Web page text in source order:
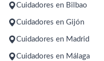
Cuidadores en Bilbao
Cuidadores en Gijón
Cuidadores en Madrid
Cuidadores en Málaga